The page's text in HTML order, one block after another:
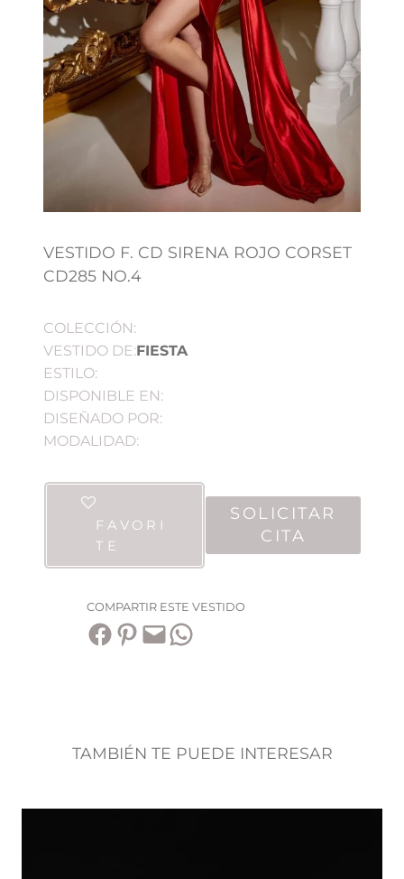
VESTIDO F. CD SIRENA ROJO CORSET
CD285 NO.4
COLECCIÓN:
VESTIDO DE:FIESTA
ESTILO:
DISPONIBLE EN:
DISEÑADO POR:
MODALIDAD:
FAVORI
TE
SOLICITAR
CITA
COMPARTIR ESTE VESTIDO
Compartir en Facebook Compartir en Pinterest Envía esta página por correo electrónico Compartir en WhatsApp
TAMBIÉN TE PUEDE INTERESAR